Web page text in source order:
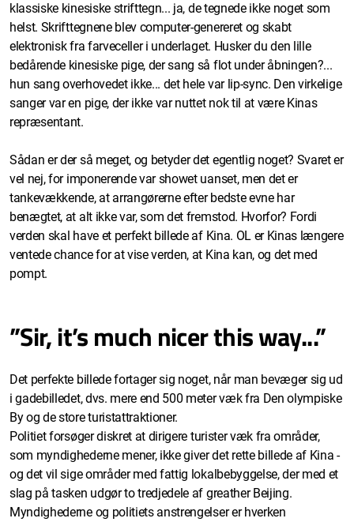
klassiske kinesiske strifttegn... ja, de tegnede ikke noget som
helst. Skrifttegnene blev computer-genereret og skabt
elektronisk fra farveceller i underlaget. Husker du den lille
bedårende kinesiske pige, der sang så flot under åbningen?...
hun sang overhovedet ikke... det hele var lip-sync. Den virkelige
sanger var en pige, der ikke var nuttet nok til at være Kinas
repræsentant.
Sådan er der så meget, og betyder det egentlig noget? Svaret er
vel nej, for imponerende var showet uanset, men det er
tankevækkende, at arrangørerne efter bedste evne har
benægtet, at alt ikke var, som det fremstod. Hvorfor? Fordi
verden skal have et perfekt billede af Kina. OL er Kinas længere
ventede chance for at vise verden, at Kina kan, og det med
pompt.
”Sir, it’s much nicer this way...”
Det perfekte billede fortager sig noget, når man bevæger sig ud
i gadebilledet, dvs. mere end 500 meter væk fra Den olympiske
By og de store turistattraktioner.
Politiet forsøger diskret at dirigere turister væk fra områder,
som myndighederne mener, ikke giver det rette billede af Kina -
og det vil sige områder med fattig lokalbebyggelse, der med et
slag på tasken udgør to tredjedele af greather Beijing.
Myndighederne og politiets anstrengelser er hverken